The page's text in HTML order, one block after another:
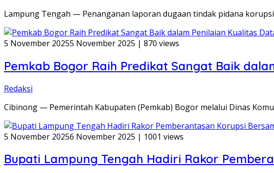
Lampung Tengah — Penanganan laporan dugaan tindak pidana
5 November 20255 November 2025 | 870 views
Pemkab Bogor Raih Predikat Sangat Baik
Redaksi
Cibinong — Pemerintah Kabupaten (Pemkab) Bogor melalui Dinas
5 November 20256 November 2025 | 1001 views
Bupati Lampung Tengah Hadiri Rakor